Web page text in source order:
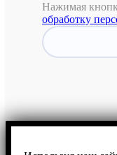
Нажимая
обработку